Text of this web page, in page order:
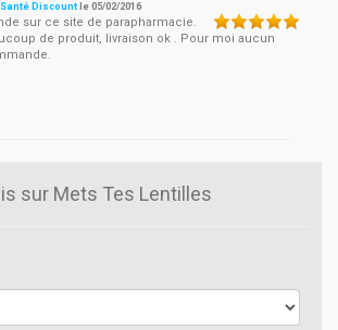
Discount le05/02/2016
sur ce site de parapharmacie.
de produit, livraison ok . Pour moi aucun
sur Mets Tes Lentilles